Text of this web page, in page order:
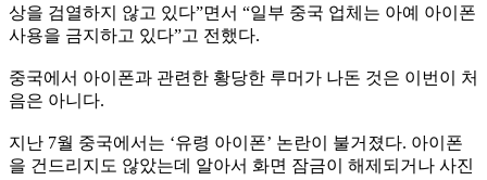
상을 검열하지 않고 있다”면서 “일부 중국 업체는 아예 아이폰
사용을 금지하고 있다”고 전했다.
중국에서 아이폰과 관련한 황당한 루머가 나돈 것은 이번이 처
음은 아니다.
지난 7월 중국에서는 ‘유령 아이폰’ 논란이 불거졌다. 아이폰
을 건드리지도 않았는데 알아서 화면 잠금이 해제되거나 사진